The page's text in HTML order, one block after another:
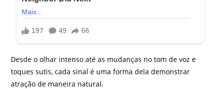
Desde o olhar intenso até as mudanças no tom de voz e
toques sutis, cada sinal é uma forma dela demonstrar
atração de maneira natural.